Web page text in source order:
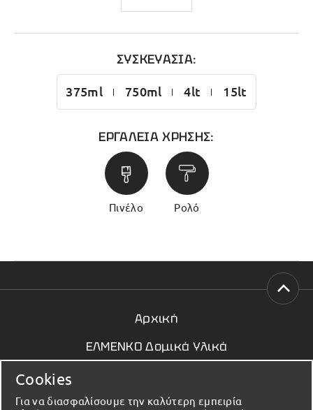
Cookies
Για να διασφαλίσουμε την καλύτερη εμπειρία
ΣΥΣΚΕΥΑΣΙΑ:
375ml 750ml 4lt 15lt
ΕΡΓΑΛΕΙΑ ΧΡΗΣΗΣ:
Πινέλο Ρολό
Αρχική
ΕΛΜΕΝΚΟ Δομικά Υλικά
Επικοινωνία